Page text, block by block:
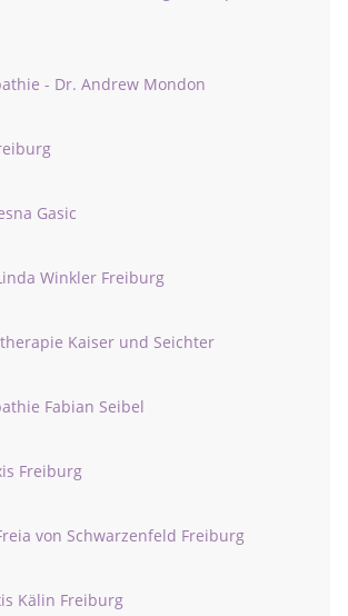
- Dr. Andrew Mondon
Gasic
Winkler Freiburg
Kaiser und Seichter
Fabian Seibel
Freiburg
von Schwarzenfeld Freiburg
Kälin Freiburg